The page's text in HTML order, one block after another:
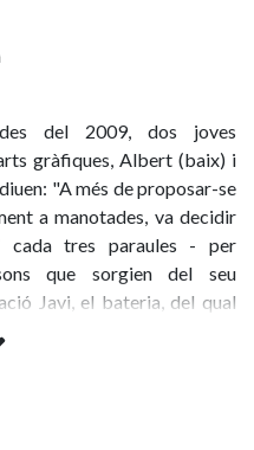
del 2009, dos joves
gràfiques, Albert (baix) i
"A més de proposar-se
a manotades, va decidir
cada tres paraules - per
que sorgien del seu
Javi, el bateria, del qual
a la jugular es nodreix